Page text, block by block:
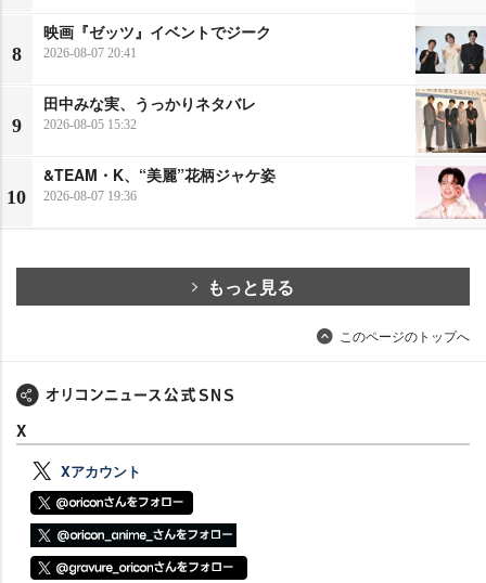
8
映画『ゼッツ』イベントでジーク
2026-08-07 20:41
9
田中みな実、うっかりネタバレ
2026-08-05 15:32
10
&TEAM・K、“美麗”花柄ジャケ姿
2026-08-07 19:36
もっと見る
このページのトップへ
X
Xアカウント